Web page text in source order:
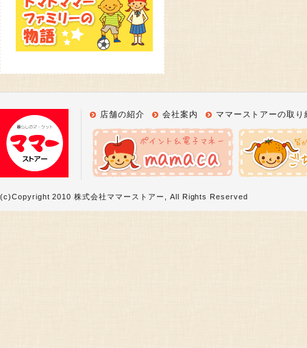
店舗の紹介 会社案内 ママーストアーの取り
(c)Copyright 2010 株式会社ママーストアー, All Rights Reserved